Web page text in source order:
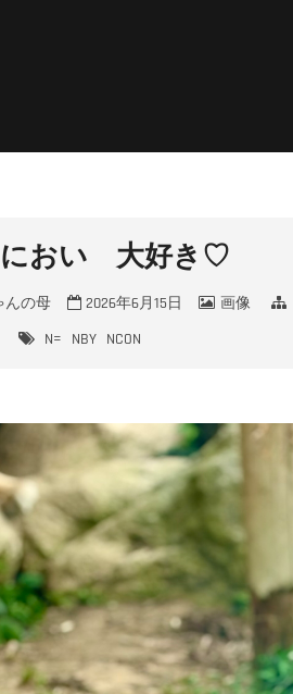
におい 大好き♡
んの母 2026年6月15日 画像
N= NBY NCON